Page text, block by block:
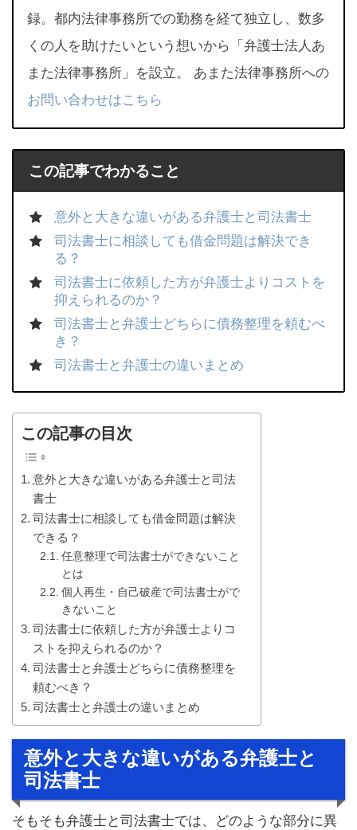
録。都内法律事務所での勤務を経て独立し、数多
くの人を助けたいという想いから「弁護士法人あ
また法律事務所」を設立。 あまた法律事務所への
お問い合わせはこちら
この記事でわかること
意外と大きな違いがある弁護士と司法書士
司法書士に相談しても借金問題は解決でき
る？
司法書士に依頼した方が弁護士よりコストを
抑えられるのか？
司法書士と弁護士どちらに債務整理を頼むべ
き？
司法書士と弁護士の違いまとめ
この記事の目次
意外と大きな違いがある弁護士と司法
書士
司法書士に相談しても借金問題は解決
できる？
任意整理で司法書士ができないこと
とは
個人再生・自己破産で司法書士がで
きないこと
司法書士に依頼した方が弁護士よりコ
ストを抑えられるのか？
司法書士と弁護士どちらに債務整理を
頼むべき？
司法書士と弁護士の違いまとめ
意外と大きな違いがある弁護士と
司法書士
そもそも弁護士と司法書士では、どのような部分に異